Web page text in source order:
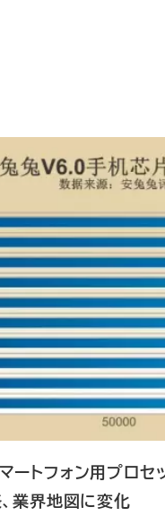
ートフォン用プロセ
業界地図に変化